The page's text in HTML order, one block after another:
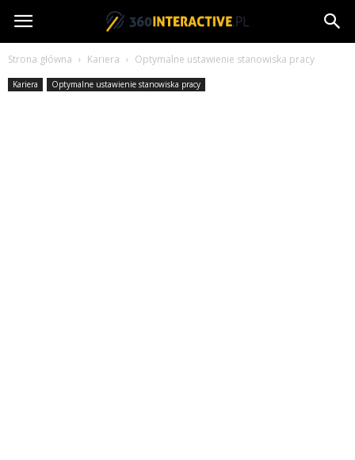
360interactive.pl
Strona główna Kariera Optymalne ustawienie stanowiska pracy
Kariera Optymalne ustawienie stanowiska pracy